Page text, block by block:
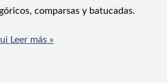
comparsas y batucadas.
Leer más »